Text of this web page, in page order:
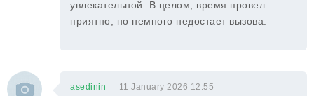
увлекательной. В целом, время провел
приятно, но немного недостает вызова.
asedinin 11 January 2026 12:55